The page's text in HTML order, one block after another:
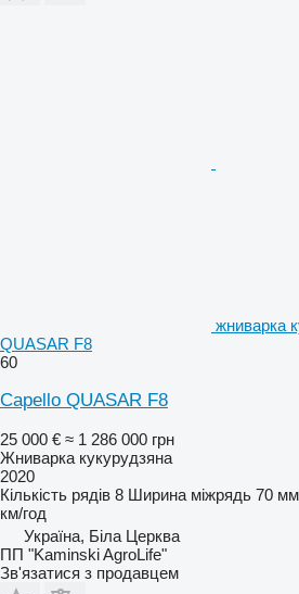
жниварка
QUASAR F8
60
Capello QUASAR F8
25 000 € ≈ 1 286 000 грн
Жниварка кукурудзяна
2020
Кількість рядів 8 Ширина міжрядь 70 мм
км/год
Україна, Біла Церква
ПП "Kaminski AgroLife"
Зв'язатися з продавцем